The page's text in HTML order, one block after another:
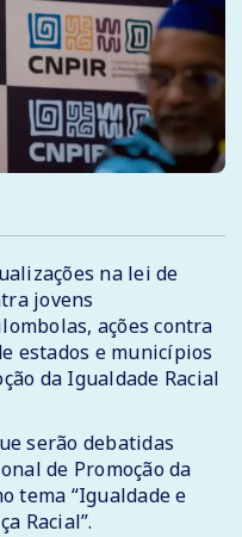
na lei de
jovens
ações contra
estados e municípios
da Igualdade Racial
serão debatidas
de Promoção da
tema “Igualdade e
Racial”.